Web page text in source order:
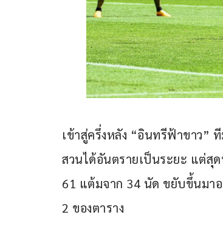
เข้าสู่ครึ่งหลัง “อินทรีฟ้าขาว”
สวนได้อันตรายเป็นระยะ แต่สุ
61 แต้มจาก 34 นัด ขยับขึ้นมา
2 ของตาราง